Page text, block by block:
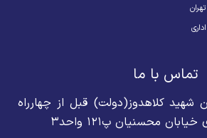
تماس با ما
شهید کلاهدوز(دولت) قبل از چهارراه
محسنیان پ۱۲۱ واحد۳